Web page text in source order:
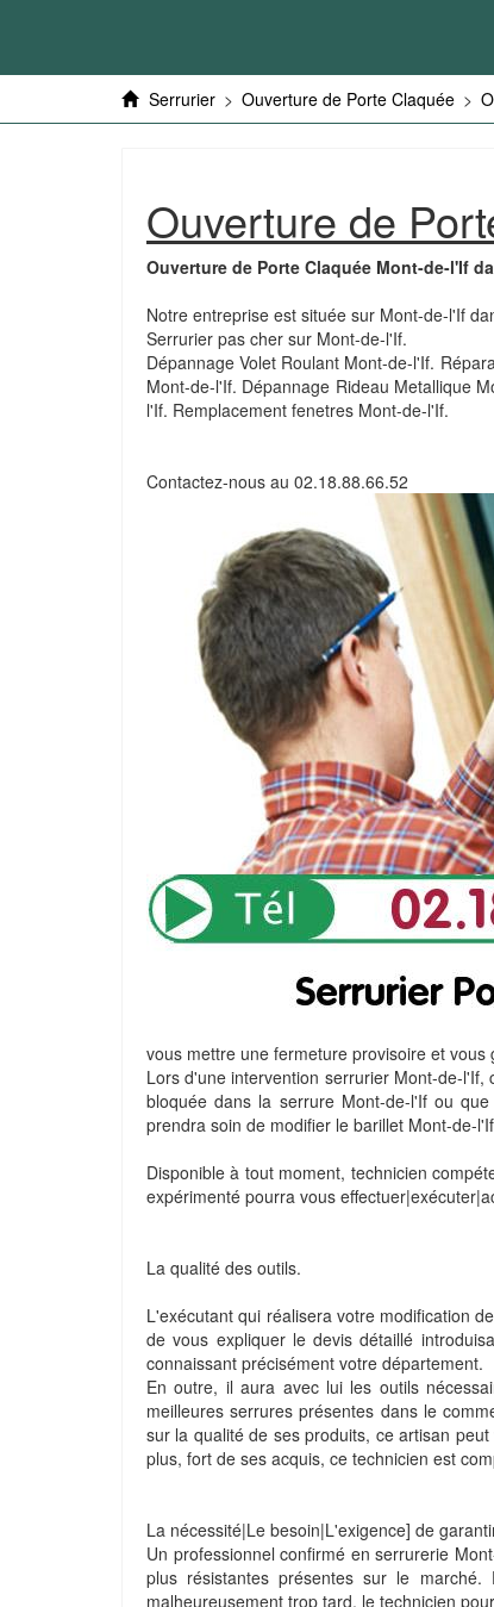
Serrurier > Ouverture de Porte Claquée >
Ouverture de
Ouverture de Porte Claquée Mont-de-l'If
Notre entreprise est située sur Mont-de-l'If
Serrurier pas cher sur Mont-de-l'If.
Dépannage Volet Roulant Mont-de-l'If.
Mont-de-l'If. Dépannage Rideau Metallique
l'If. Remplacement fenetres Mont-de-l'If.
Contactez-nous au 02.18.88.66.52
vous mettre une fermeture provisoire et
Lors d'une intervention serrurier Mont-de-
bloquée dans la serrure Mont-de-l'If ou
prendra soin de modifier le barillet Mont-de-
Disponible à tout moment, technicien
expérimenté pourra vous
La qualité des outils.
L'exécutant qui réalisera votre modification
de vous expliquer le devis détaillé
connaissant précisément votre département.
En outre, il aura avec lui les outils
meilleures serrures présentes dans le
sur la qualité de ses produits, ce artisan
plus, fort de ses acquis, ce technicien est
La nécessité|Le besoin|L'exigence] de
Un professionnel confirmé en serrurerie
plus résistantes présentes sur le
malheureusement trop tard, le technicien